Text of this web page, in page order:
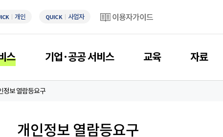
개인 QUICK 사업자 이용자가이드
스 기업·공공 서비스 교육 자료
정보 열람등요구
개인정보 열람등요구